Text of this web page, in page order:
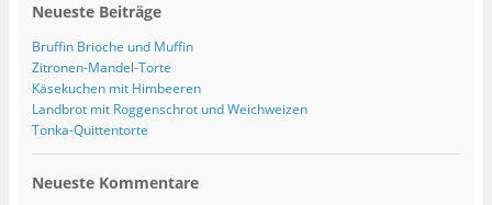
Neueste Beiträge
Bruffin Brioche und Muffin
Zitronen-Mandel-Torte
Käsekuchen mit Himbeeren
Landbrot mit Roggenschrot und Weichweizen
Tonka-Quittentorte
Neueste Kommentare